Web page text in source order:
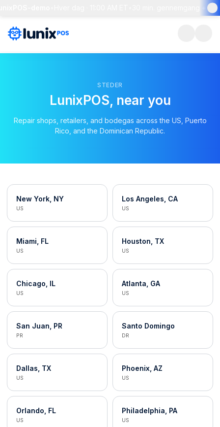
30 min. gennemgang +
STEDER
LunixPOS, near you
Repair shops, retailers, and bodegas across the US, Puerto
Rico, and the Dominican Republic.
New York, NY
US
Los Angeles, CA
US
Miami, FL
US
Houston, TX
US
Chicago, IL
US
Atlanta, GA
US
San Juan, PR
PR
Santo Domingo
DR
Dallas, TX
US
Phoenix, AZ
US
Orlando, FL
US
Philadelphia, PA
US